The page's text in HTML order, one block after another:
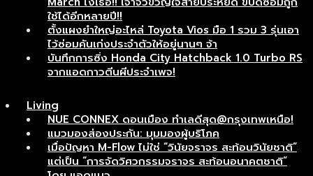
ใช้ได้อีกหลายปี!!
ตั้งแผงยำใหญ่อะไหล่ Toyota Vios มือ 1 รวม 3 รุ่นเอา
ไว้ซ่อมคันเก่งประจำตัวให้อยู่นานๆ จ้า
บันทึกการซิ่ง Honda City Hatchback 1.0 Turbo RS
จากแอดกาวตีนผีประจำเพจ!
Living
NUE CONNEX ดอนเมือง ทำเลดีสุด@กรุงเทพเหนือ!
แมวมองส่องประกัน: มุมมองผู้บริโภค
เมื่อปัญหา M-Flow ไม่ใช่ “วินัยจราจร สะท้อนวินัยชาติ”
แต่เป็น “การจัดวิศวกรรมจราจร สะท้อนอนาคตชาติ”